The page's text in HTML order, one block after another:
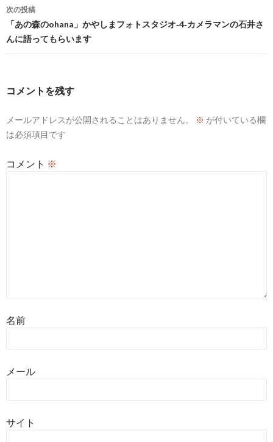
ビ
ゲ
ー
ョ
ン
次の投稿
「あの森のohana」かやしまフォトスタジオ‐4‐カメラマンの石井さ
んに語ってもらいます
コメントを残す
メールアドレスが公開されることはありません。 ※ が付いている欄
は必須項目です
コメント ※
名前
メール
サイト